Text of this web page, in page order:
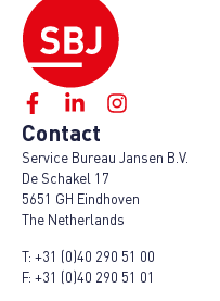
Contact
Service Bureau Jansen B.V.
De Schakel 17
5651 GH Eindhoven
The Netherlands
T: +31 (0)40 290 51 00
F: +31 (0)40 290 51 01